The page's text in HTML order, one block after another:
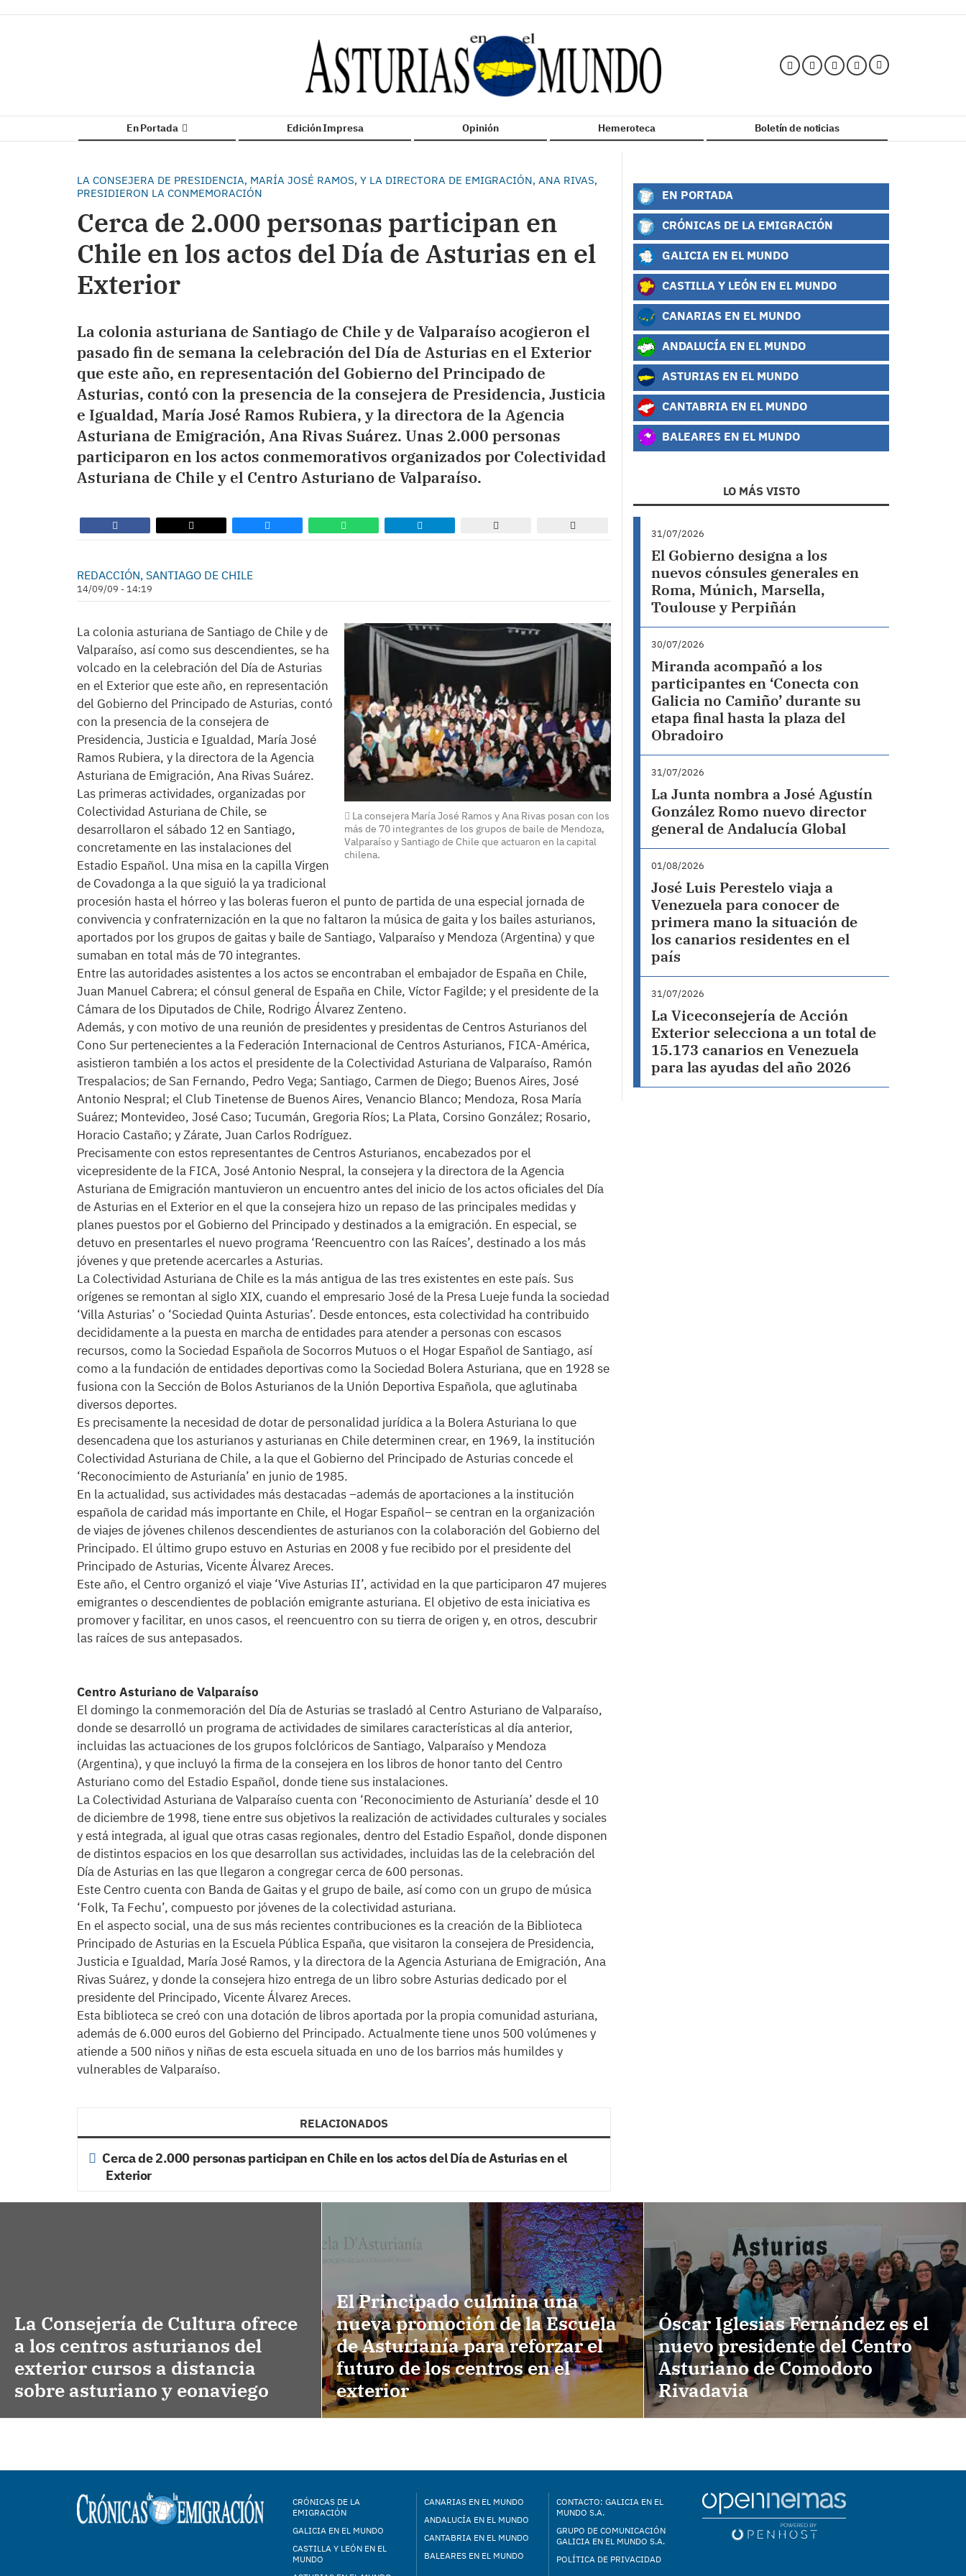
En Portada Edición Impresa Opinión Hemeroteca Boletín de noticias
LA CONSEJERA DE PRESIDENCIA, MARÍA JOSÉ RAMOS, Y LA DIRECTORA DE EMIGRACIÓN, ANA RIVAS,
PRESIDIERON LA CONMEMORACIÓN
Cerca de 2.000 personas participan en
Chile en los actos del Día de Asturias en el
Exterior
La colonia asturiana de Santiago de Chile y de Valparaíso acogieron el
pasado fin de semana la celebración del Día de Asturias en el Exterior
que este año, en representación del Gobierno del Principado de
Asturias, contó con la presencia de la consejera de Presidencia, Justicia
e Igualdad, María José Ramos Rubiera, y la directora de la Agencia
Asturiana de Emigración, Ana Rivas Suárez. Unas 2.000 personas
participaron en los actos conmemorativos organizados por Colectividad
Asturiana de Chile y el Centro Asturiano de Valparaíso.
REDACCIÓN, SANTIAGO DE CHILE
14/09/09 - 14:19
La consejera María José Ramos y Ana Rivas posan con los
más de 70 integrantes de los grupos de baile de Mendoza,
Valparaíso y Santiago de Chile que actuaron en la capital
chilena.
La colonia asturiana de Santiago de Chile y de
Valparaíso, así como sus descendientes, se ha
volcado en la celebración del Día de Asturias
en el Exterior que este año, en representación
del Gobierno del Principado de Asturias, contó
con la presencia de la consejera de
Presidencia, Justicia e Igualdad, María José
Ramos Rubiera, y la directora de la Agencia
Asturiana de Emigración, Ana Rivas Suárez.
Las primeras actividades, organizadas por
Colectividad Asturiana de Chile, se
desarrollaron el sábado 12 en Santiago,
concretamente en las instalaciones del
Estadio Español. Una misa en la capilla Virgen
de Covadonga a la que siguió la ya tradicional
procesión hasta el hórreo y las boleras fueron el punto de partida de una especial jornada de
convivencia y confraternización en la que no faltaron la música de gaita y los bailes asturianos,
aportados por los grupos de gaitas y baile de Santiago, Valparaíso y Mendoza (Argentina) y que
sumaban en total más de 70 integrantes.
Entre las autoridades asistentes a los actos se encontraban el embajador de España en Chile,
Juan Manuel Cabrera; el cónsul general de España en Chile, Víctor Fagilde; y el presidente de la
Cámara de los Diputados de Chile, Rodrigo Álvarez Zenteno.
Además, y con motivo de una reunión de presidentes y presidentas de Centros Asturianos del
Cono Sur pertenecientes a la Federación Internacional de Centros Asturianos, FICA-América,
asistieron también a los actos el presidente de la Colectividad Asturiana de Valparaíso, Ramón
Trespalacios; de San Fernando, Pedro Vega; Santiago, Carmen de Diego; Buenos Aires, José
Antonio Nespral; el Club Tinetense de Buenos Aires, Venancio Blanco; Mendoza, Rosa María
Suárez; Montevideo, José Caso; Tucumán, Gregoria Ríos; La Plata, Corsino González; Rosario,
Horacio Castaño; y Zárate, Juan Carlos Rodríguez.
Precisamente con estos representantes de Centros Asturianos, encabezados por el
vicepresidente de la FICA, José Antonio Nespral, la consejera y la directora de la Agencia
Asturiana de Emigración mantuvieron un encuentro antes del inicio de los actos oficiales del Día
de Asturias en el Exterior en el que la consejera hizo un repaso de las principales medidas y
planes puestos por el Gobierno del Principado y destinados a la emigración. En especial, se
detuvo en presentarles el nuevo programa ‘Reencuentro con las Raíces’, destinado a los más
jóvenes y que pretende acercarles a Asturias.
La Colectividad Asturiana de Chile es la más antigua de las tres existentes en este país. Sus
orígenes se remontan al siglo XIX, cuando el empresario José de la Presa Lueje funda la sociedad
‘Villa Asturias’ o ‘Sociedad Quinta Asturias’. Desde entonces, esta colectividad ha contribuido
decididamente a la puesta en marcha de entidades para atender a personas con escasos
recursos, como la Sociedad Española de Socorros Mutuos o el Hogar Español de Santiago, así
como a la fundación de entidades deportivas como la Sociedad Bolera Asturiana, que en 1928 se
fusiona con la Sección de Bolos Asturianos de la Unión Deportiva Española, que aglutinaba
diversos deportes.
Es precisamente la necesidad de dotar de personalidad jurídica a la Bolera Asturiana lo que
desencadena que los asturianos y asturianas en Chile determinen crear, en 1969, la institución
Colectividad Asturiana de Chile, a la que el Gobierno del Principado de Asturias concede el
‘Reconocimiento de Asturianía’ en junio de 1985.
En la actualidad, sus actividades más destacadas –además de aportaciones a la institución
española de caridad más importante en Chile, el Hogar Español– se centran en la organización
de viajes de jóvenes chilenos descendientes de asturianos con la colaboración del Gobierno del
Principado. El último grupo estuvo en Asturias en 2008 y fue recibido por el presidente del
Principado de Asturias, Vicente Álvarez Areces.
Este año, el Centro organizó el viaje ‘Vive Asturias II’, actividad en la que participaron 47 mujeres
emigrantes o descendientes de población emigrante asturiana. El objetivo de esta iniciativa es
promover y facilitar, en unos casos, el reencuentro con su tierra de origen y, en otros, descubrir
las raíces de sus antepasados.
Centro Asturiano de Valparaíso
El domingo la conmemoración del Día de Asturias se trasladó al Centro Asturiano de Valparaíso,
donde se desarrolló un programa de actividades de similares características al día anterior,
incluidas las actuaciones de los grupos folclóricos de Santiago, Valparaíso y Mendoza
(Argentina), y que incluyó la firma de la consejera en los libros de honor tanto del Centro
Asturiano como del Estadio Español, donde tiene sus instalaciones.
La Colectividad Asturiana de Valparaíso cuenta con ‘Reconocimiento de Asturianía’ desde el 10
de diciembre de 1998, tiene entre sus objetivos la realización de actividades culturales y sociales
y está integrada, al igual que otras casas regionales, dentro del Estadio Español, donde disponen
de distintos espacios en los que desarrollan sus actividades, incluidas las de la celebración del
Día de Asturias en las que llegaron a congregar cerca de 600 personas.
Este Centro cuenta con Banda de Gaitas y el grupo de baile, así como con un grupo de música
‘Folk, Ta Fechu’, compuesto por jóvenes de la colectividad asturiana.
En el aspecto social, una de sus más recientes contribuciones es la creación de la Biblioteca
Principado de Asturias en la Escuela Pública España, que visitaron la consejera de Presidencia,
Justicia e Igualdad, María José Ramos, y la directora de la Agencia Asturiana de Emigración, Ana
Rivas Suárez, y donde la consejera hizo entrega de un libro sobre Asturias dedicado por el
presidente del Principado, Vicente Álvarez Areces.
Esta biblioteca se creó con una dotación de libros aportada por la propia comunidad asturiana,
además de 6.000 euros del Gobierno del Principado. Actualmente tiene unos 500 volúmenes y
atiende a 500 niños y niñas de esta escuela situada en uno de los barrios más humildes y
vulnerables de Valparaíso.
RELACIONADOS
Cerca de 2.000 personas participan en Chile en los actos del Día de Asturias en el
Exterior
EN PORTADA
CRÓNICAS DE LA EMIGRACIÓN
GALICIA EN EL MUNDO
CASTILLA Y LEÓN EN EL MUNDO
CANARIAS EN EL MUNDO
ANDALUCÍA EN EL MUNDO
ASTURIAS EN EL MUNDO
CANTABRIA EN EL MUNDO
BALEARES EN EL MUNDO
LO MÁS VISTO
31/07/2026
El Gobierno designa a los
nuevos cónsules generales en
Roma, Múnich, Marsella,
Toulouse y Perpiñán
30/07/2026
Miranda acompañó a los
participantes en ‘Conecta con
Galicia no Camiño’ durante su
etapa final hasta la plaza del
Obradoiro
31/07/2026
La Junta nombra a José Agustín
González Romo nuevo director
general de Andalucía Global
01/08/2026
José Luis Perestelo viaja a
Venezuela para conocer de
primera mano la situación de
los canarios residentes en el
país
31/07/2026
La Viceconsejería de Acción
Exterior selecciona a un total de
15.173 canarios en Venezuela
para las ayudas del año 2026
La Consejería de Cultura ofrece
a los centros asturianos del
exterior cursos a distancia
sobre asturiano y eonaviego
El Principado culmina una
nueva promoción de la Escuela
de Asturianía para reforzar el
futuro de los centros en el
exterior
Óscar Iglesias Fernández es el
nuevo presidente del Centro
Asturiano de Comodoro
Rivadavia
CRÓNICAS DE LA
EMIGRACIÓN
GALICIA EN EL MUNDO
CASTILLA Y LEÓN EN EL
MUNDO
CANARIAS EN EL MUNDO
ANDALUCÍA EN EL MUNDO
CANTABRIA EN EL MUNDO
BALEARES EN EL MUNDO
CONTACTO: GALICIA EN EL
MUNDO S.A.
GRUPO DE COMUNICACIÓN
GALICIA EN EL MUNDO S.A.
POLÍTICA DE PRIVACIDAD